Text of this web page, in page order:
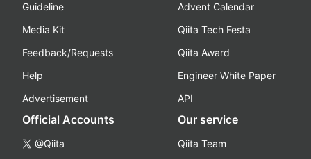
Guideline
Media Kit
Feedback/Requests
Help
Advertisement
Advent Calendar
Qiita Tech Festa
Qiita Award
Engineer White Paper
API
Official Accounts
@Qiita
Our service
Qiita Team